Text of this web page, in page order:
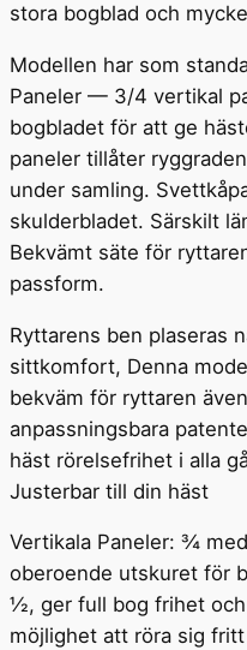
stora bogblad och
Modellen har som
Paneler — 3/4 vertikal
bogbladet för att ge
paneler tillåter
under samling.
skulderbladet. Särskilt
Bekvämt säte för
passform.
Ryttarens ben plaseras
sittkomfort, Denna
bekväm för ryttaren
anpassningsbara
häst rörelsefrihet i alla
Justerbar till din häst
Vertikala Paneler: ¾
oberoende utskuret för
½, ger full bog frihet och
möjlighet att röra sig